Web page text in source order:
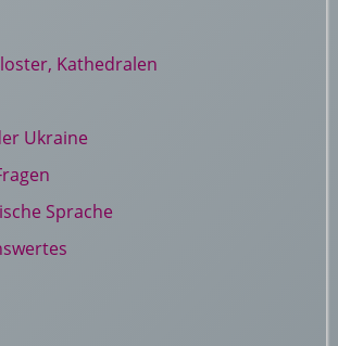
Kathedralen
Ukraine
Sprache